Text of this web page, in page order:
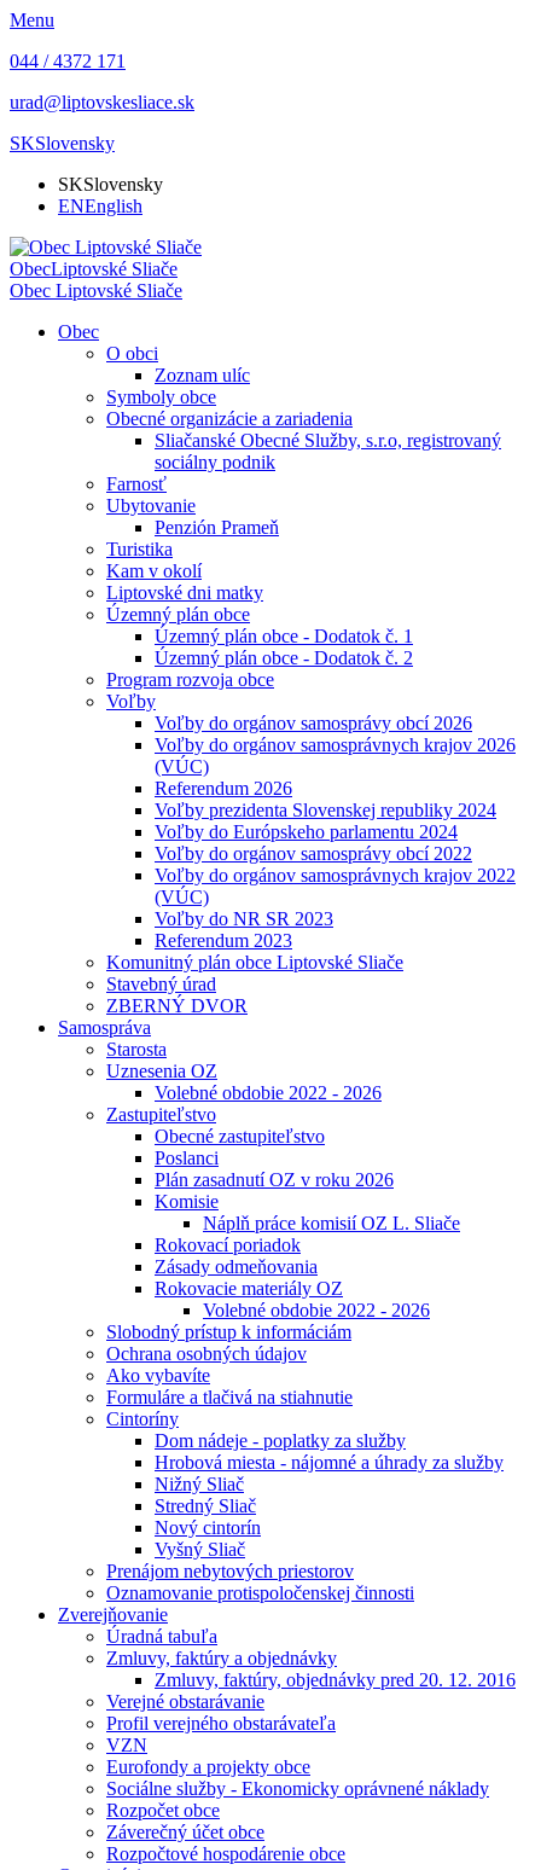
Menu
044 / 4372 171
urad@liptovskesliace.sk
SKSlovensky
SKSlovensky
ENEnglish
ObecLiptovské Sliače
Obec Liptovské Sliače
Obec
O obci
Zoznam ulíc
Symboly obce
Obecné organizácie a zariadenia
Sliačanské Obecné Služby, s.r.o, registrovaný
sociálny podnik
Farnosť
Ubytovanie
Penzión Prameň
Turistika
Kam v okolí
Liptovské dni matky
Územný plán obce
Územný plán obce - Dodatok č. 1
Územný plán obce - Dodatok č. 2
Program rozvoja obce
Voľby
Voľby do orgánov samosprávy obcí 2026
Voľby do orgánov samosprávnych krajov 2026
(VÚC)
Referendum 2026
Voľby prezidenta Slovenskej republiky 2024
Voľby do Európskeho parlamentu 2024
Voľby do orgánov samosprávy obcí 2022
Voľby do orgánov samosprávnych krajov 2022
(VÚC)
Voľby do NR SR 2023
Referendum 2023
Komunitný plán obce Liptovské Sliače
Stavebný úrad
ZBERNÝ DVOR
Samospráva
Starosta
Uznesenia OZ
Volebné obdobie 2022 - 2026
Zastupiteľstvo
Obecné zastupiteľstvo
Poslanci
Plán zasadnutí OZ v roku 2026
Komisie
Náplň práce komisií OZ L. Sliače
Rokovací poriadok
Zásady odmeňovania
Rokovacie materiály OZ
Volebné obdobie 2022 - 2026
Slobodný prístup k informáciám
Ochrana osobných údajov
Ako vybavíte
Formuláre a tlačivá na stiahnutie
Cintoríny
Dom nádeje - poplatky za služby
Hrobová miesta - nájomné a úhrady za služby
Nižný Sliač
Stredný Sliač
Nový cintorín
Vyšný Sliač
Prenájom nebytových priestorov
Oznamovanie protispoločenskej činnosti
Zverejňovanie
Úradná tabuľa
Zmluvy, faktúry a objednávky
Zmluvy, faktúry, objednávky pred 20. 12. 2016
Verejné obstarávanie
Profil verejného obstarávateľa
VZN
Eurofondy a projekty obce
Sociálne služby - Ekonomicky oprávnené náklady
Rozpočet obce
Záverečný účet obce
Rozpočtové hospodárenie obce